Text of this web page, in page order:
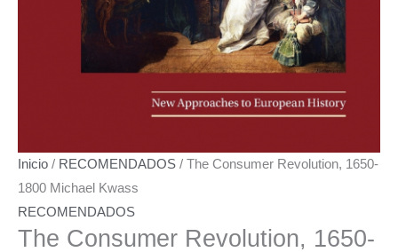
Inicio / RECOMENDADOS / The Consumer Revolution, 1650-
1800 Michael Kwass
RECOMENDADOS
The Consumer Revolution, 1650-